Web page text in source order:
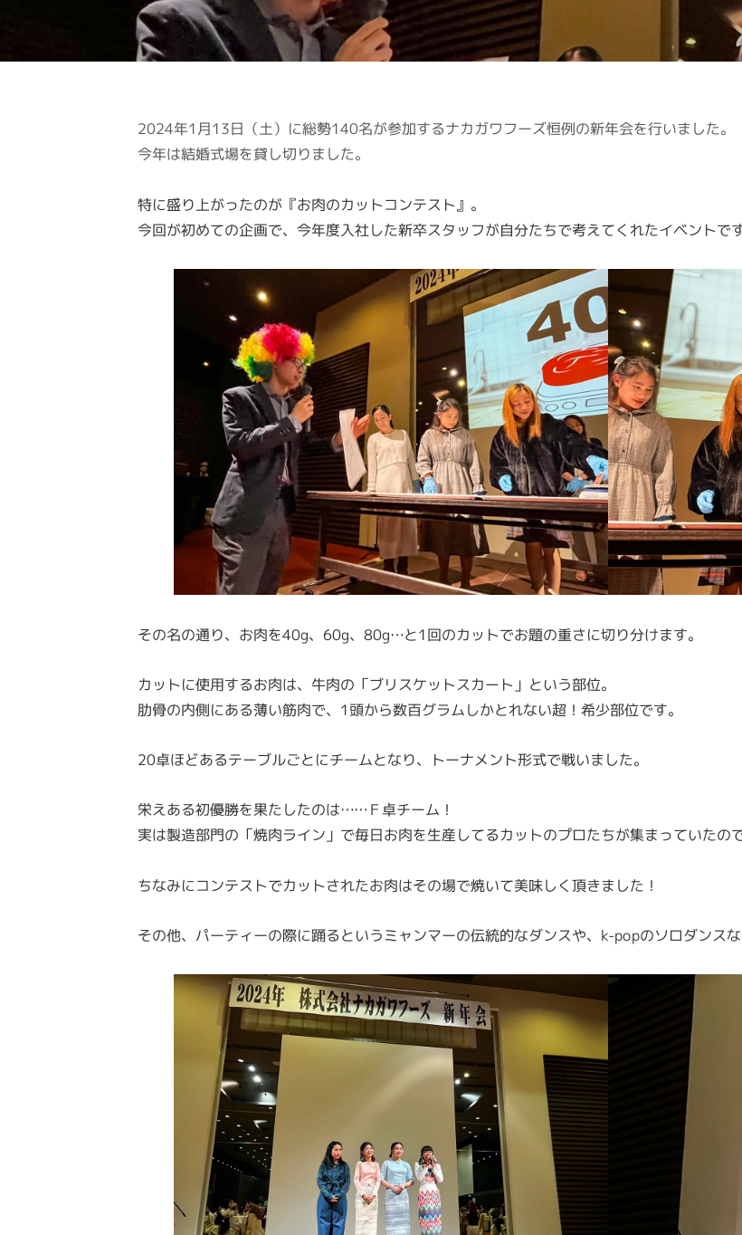
2024年1月13日（土）に総勢140名が参加するナカガワフーズ恒例の新年会を行いました。
今年は結婚式場を貸し切りました。
特に盛り上がったのが『お肉のカットコンテスト』。
今回が初めての企画で、今年度入社した新卒スタッフが自分たちで考えてくれたイベントで
その名の通り、お肉を40g、60g、80g…と1回のカットでお題の重さに切り分けます。
カットに使用するお肉は、牛肉の「ブリスケットスカート」という部位。
肋骨の内側にある薄い筋肉で、1頭から数百グラムしかとれない超！希少部位です。
20卓ほどあるテーブルごとにチームとなり、トーナメント形式で戦いました。
栄えある初優勝を果たしたのは……Ｆ卓チーム！
実は製造部門の「焼肉ライン」で毎日お肉を生産してるカットのプロたちが集まっていたので
ちなみにコンテストでカットされたお肉はその場で焼いて美味しく頂きました！
その他、パーティーの際に踊るというミャンマーの伝統的なダンスや、k-popのソロダンス